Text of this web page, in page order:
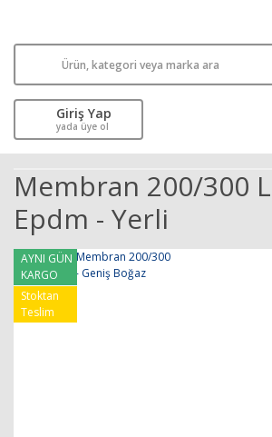
Giriş Yap
yada üye ol
Membran 200/300
Epdm - Yerli
AYNI GÜN
KARGO
Stoktan
Teslim